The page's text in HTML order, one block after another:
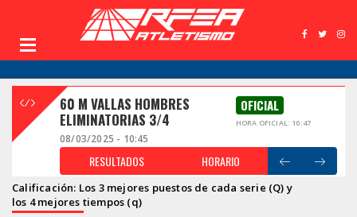
60 M VALLAS HOMBRES
ELIMINATORIAS 3/4
OFICIAL
HORA OFICIAL: 10:47
08/03/2025 - 10:45
RESULTADOS HORARIO
Calificación: Los 3 mejores puestos de cada serie (Q) y
los 4 mejores tiempos (q)